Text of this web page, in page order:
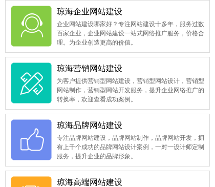
琼海企业网站建设
企业网站建设哪家好？专注网站建设十多年，服务过数
百家企业，企业网站建设一站式网络推广服务，价格合
理。为企业创造更高的价值。
琼海营销网站建设
为客户提供营销型网站建设，营销型网站设计，营销型
网站制作，营销型网站开发服务，提升企业网络推广的
转换率，欢迎查看成功案例。
琼海品牌网站建设
专注品牌网站建设，品牌网站制作，品牌网站开发，拥
有上千个成功的品牌网站设计案例，一对一设计师定制
服务，提升企业的品牌形象。
琼海高端网站建设